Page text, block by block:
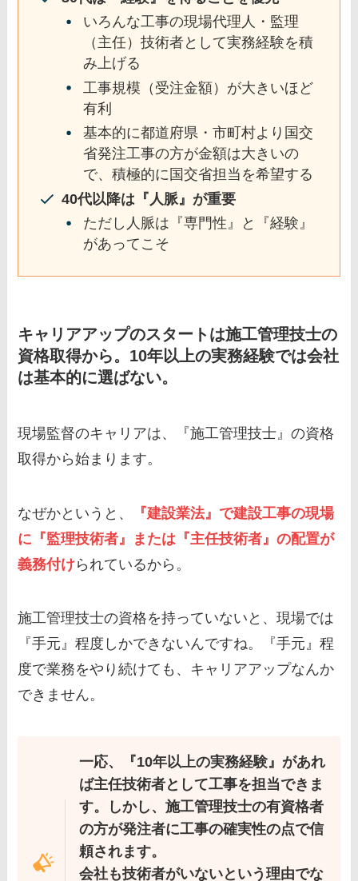
いろんな工事の現場代理人・監理
（主任）技術者として実務経験を積
み上げる
工事規模（受注金額）が大きいほど
有利
基本的に都道府県・市町村より国交
省発注工事の方が金額は大きいの
で、積極的に国交省担当を希望する
40代以降は『人脈』が重要
ただし人脈は『専門性』と『経験』
があってこそ
キャリアアップのスタートは施工管理技士の
資格取得から。10年以上の実務経験では会社
は基本的に選ばない。
現場監督のキャリアは、『施工管理技士』の資格
取得から始まります。
なぜかというと、
『建設業法』で建設工事の現場
に『監理技術者』または『主任技術者』の配置が
義務付けられているから。
施工管理技士の資格を持っていないと、現場では
『手元』程度しかできないんですね。『手元』程
度で業務をやり続けても、キャリアアップなんか
できません。
一応、『10年以上の実務経験』があれ
ば主任技術者として工事を担当できま
す。しかし、施工管理技士の有資格者
の方が発注者に工事の確実性の点で信
頼されます。
会社も技術者がいないという理由でな